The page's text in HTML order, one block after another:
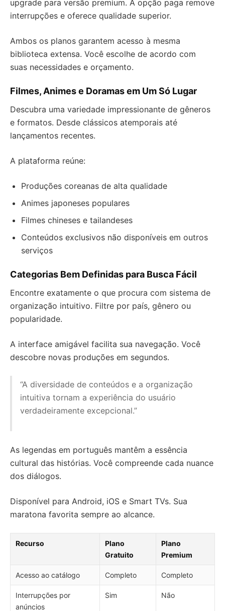
upgrade para versão premium. A opção paga remove
interrupções e oferece qualidade superior.
Ambos os planos garantem acesso à mesma
biblioteca extensa. Você escolhe de acordo com
suas necessidades e orçamento.
Filmes, Animes e Doramas em Um Só Lugar
Descubra uma variedade impressionante de gêneros
e formatos. Desde clássicos atemporais até
lançamentos recentes.
A plataforma reúne:
Produções coreanas de alta qualidade
Animes japoneses populares
Filmes chineses e tailandeses
Conteúdos exclusivos não disponíveis em outros
serviços
Categorias Bem Definidas para Busca Fácil
Encontre exatamente o que procura com sistema de
organização intuitivo. Filtre por país, gênero ou
popularidade.
A interface amigável facilita sua navegação. Você
descobre novas produções em segundos.
“A diversidade de conteúdos e a organização
intuitiva tornam a experiência do usuário
verdadeiramente excepcional.”
As legendas em português mantêm a essência
cultural das histórias. Você compreende cada nuance
dos diálogos.
Disponível para Android, iOS e Smart TVs. Sua
maratona favorita sempre ao alcance.
Recurso
Plano
Gratuito
Plano
Premium
Acesso ao catálogo Completo Completo
Interrupções por
anúncios
Sim Não